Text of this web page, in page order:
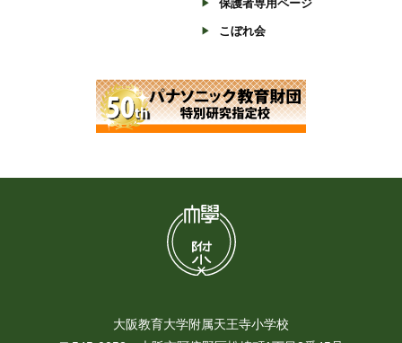
保護者専用ページ
こぼれ会
大阪教育大学附属天王寺小学校